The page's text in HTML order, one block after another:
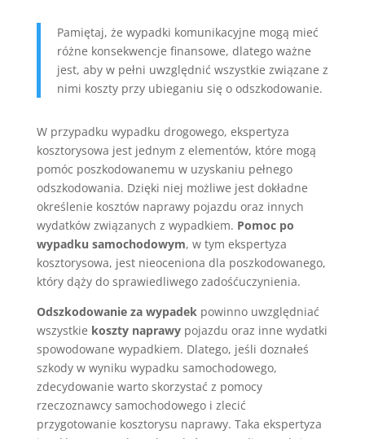
Pamiętaj, że wypadki komunikacyjne mogą mieć
różne konsekwencje finansowe, dlatego ważne
jest, aby w pełni uwzględnić wszystkie związane z
nimi koszty przy ubieganiu się o odszkodowanie.
W przypadku wypadku drogowego, ekspertyza
kosztorysowa jest jednym z elementów, które mogą
pomóc poszkodowanemu w uzyskaniu pełnego
odszkodowania. Dzięki niej możliwe jest dokładne
określenie kosztów naprawy pojazdu oraz innych
wydatków związanych z wypadkiem. Pomoc po
wypadku samochodowym, w tym ekspertyza
kosztorysowa, jest nieoceniona dla poszkodowanego,
który dąży do sprawiedliwego zadośćuczynienia.
Odszkodowanie za wypadekpowinno uwzględniać
wszystkie koszty naprawypojazdu oraz inne wydatki
spowodowane wypadkiem. Dlatego, jeśli doznałeś
szkody w wyniku wypadku samochodowego,
zdecydowanie warto skorzystać z pomocy
rzeczoznawcy samochodowego i zlecić
przygotowanie kosztorysu naprawy. Taka ekspertyza